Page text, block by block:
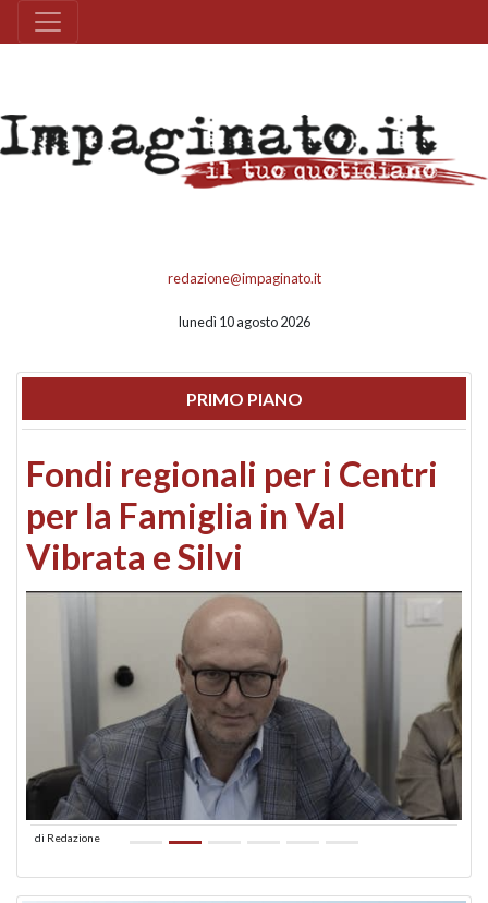
redazione@impaginato.it
lunedì 10 agosto 2026
PRIMO PIANO
Fondi regionali per i Centri
per la Famiglia in Val
Vibrata e Silvi
di Redazione